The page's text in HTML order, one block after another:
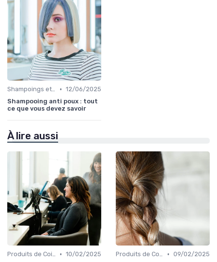
Shampoings et Après-Shampoings • 12/06/2025
Shampooing anti poux : tout
ce que vous devez savoir
À lire aussi
Produits de Coiffage • 10/02/2025
Produits de Coiffage • 09/02/2025